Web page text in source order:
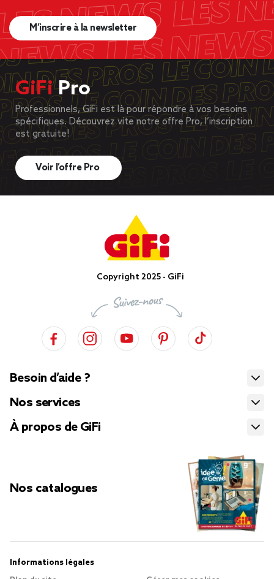
M’inscrire à la newsletter
GiFiPro
Professionnels, GiFi est là pour répondre à vos besoins
spécifiques. Découvrez vite notre offre Pro, l’inscription
est gratuite!
Voir l’offre Pro
Copyright 2025 - GiFi
Besoin d’aide ?
Nos services
À propos de GiFi
Nos catalogues
Informations légales